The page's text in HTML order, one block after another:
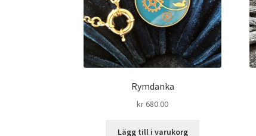
Rymdanka
kr 680.00
Lägg till i varukorg